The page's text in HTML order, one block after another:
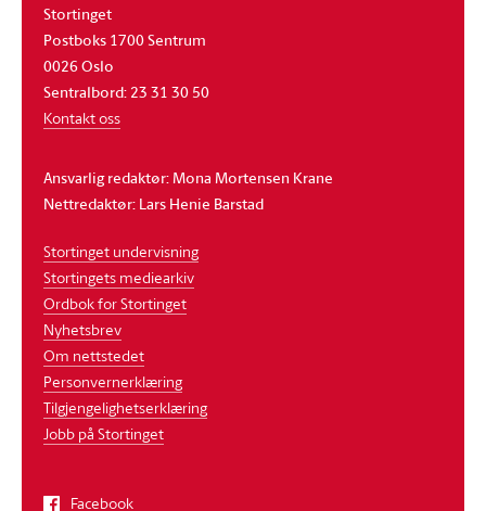
Stortinget
Postboks 1700 Sentrum
0026 Oslo
Sentralbord: 23 31 30 50
Kontakt oss
Ansvarlig redaktør: Mona Mortensen Krane
Nettredaktør: Lars Henie Barstad
Stortinget undervisning
Stortingets mediearkiv
Ordbok for Stortinget
Nyhetsbrev
Om nettstedet
Personvernerklæring
Tilgjengelighetserklæring
Jobb på Stortinget
Facebook